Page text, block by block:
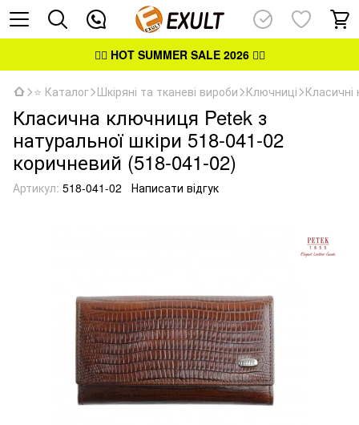
👉🏻 HOT SUMMER SALE 2026👈🏻
⭐ Каталог Шкіряні та тканеві вироби Ключниці Класичні
Класична ключниця Petek з
натуральної шкіри 518-041-02
коричневий (518-041-02)
Артикул: 518-041-02 Написати відгук